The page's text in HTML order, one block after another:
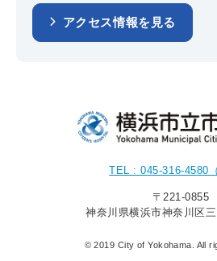
アクセス情報を見る
TEL : 045-316-4580（
〒221-0855
神奈川県横浜市神奈川区
© 2019 City of Yokohama. All